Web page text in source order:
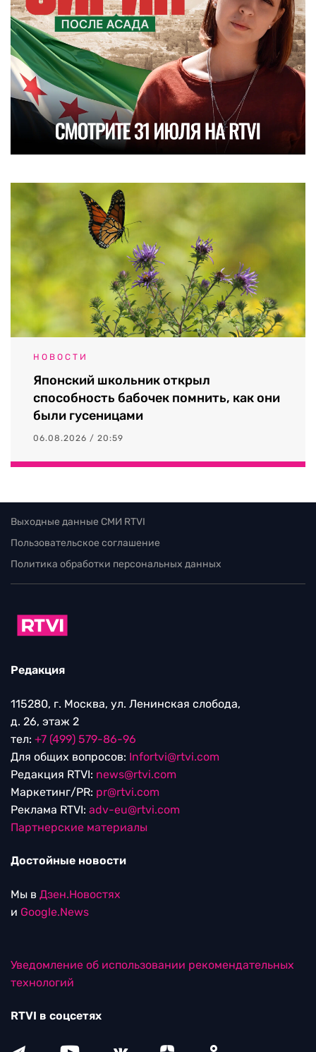
НОВОСТИ
Японский школьник открыл
способность бабочек помнить, как они
были гусеницами
06.08.2026 / 20:59
Выходные данные СМИ RTVI
Пользовательское соглашение
Политика обработки персональных данных
Редакция
115280, г. Москва, ул. Ленинская слобода,
д. 26, этаж 2
тел: +7 (499) 579-86-96
Для общих вопросов: Infortvi@rtvi.com
Редакция RTVI: news@rtvi.com
Маркетинг/PR: pr@rtvi.com
Реклама RTVI: adv-eu@rtvi.com
Партнерские материалы
Достойные новости
Мы в Дзен.Новостях
и Google.News
Уведомление об использовании рекомендательных
технологий
RTVI в соцсетях